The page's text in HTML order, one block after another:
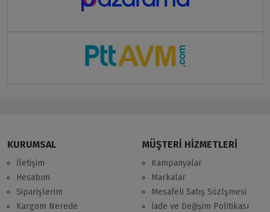
KURUMSAL
İletişim
Hesabım
Siparişlerim
Kargom Nerede
MÜŞTERİ HİZMETLERİ
Kampanyalar
Markalar
Mesafeli Satış Sözlşmesi
İade ve Değişim Politikası